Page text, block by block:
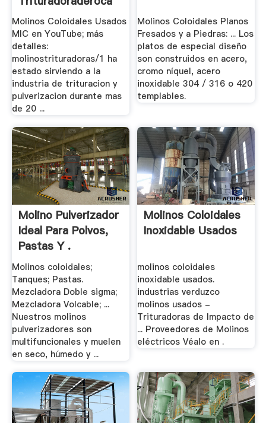
Molinos Coloidales Usados
MIC en YouTube; más
detalles:
molinostrituradoras/1 ha
estado sirviendo a la
industria de trituracion y
pulverizacion durante mas
de 20 ...
Molinos Coloidales Planos
Fresados y a Piedras: ... Los
platos de especial diseño
son construidos en acero,
cromo níquel, acero
inoxidable 304 / 316 o 420
templables.
Molino Pulverizador
Ideal Para Polvos,
Pastas Y .
Molinos coloidales;
Tanques; Pastas.
Mezcladora Doble sigma;
Mezcladora Volcable; ...
Nuestros molinos
pulverizadores son
multifuncionales y muelen
en seco, húmedo y ...
Molinos Coloidales
Inoxidable Usados
molinos coloidales
inoxidable usados.
industrias verduzco
molinos usados -
Trituradoras de Impacto de
... Proveedores de Molinos
eléctricos Véalo en .